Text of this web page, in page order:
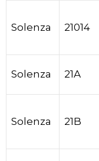
Solenza 21014
Solenza 21A
Solenza 21B